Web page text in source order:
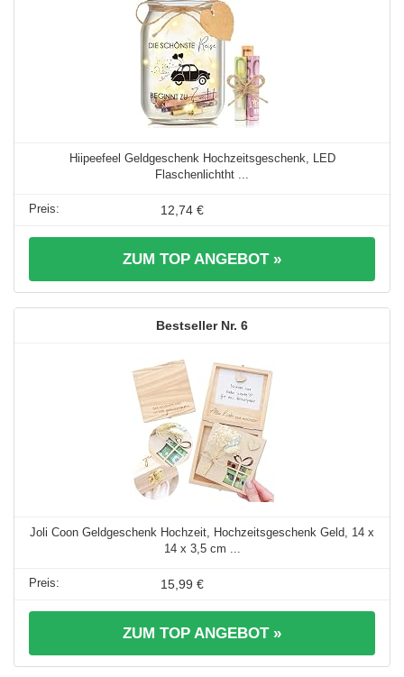
Hiipeefeel Geldgeschenk Hochzeitsgeschenk, LED
Flaschenlichtht ...
12,74 €
ZUM TOP ANGEBOT »
6
Joli Coon Geldgeschenk Hochzeit, Hochzeitsgeschenk Geld, 14 x
14 x 3,5 cm ...
15,99 €
ZUM TOP ANGEBOT »